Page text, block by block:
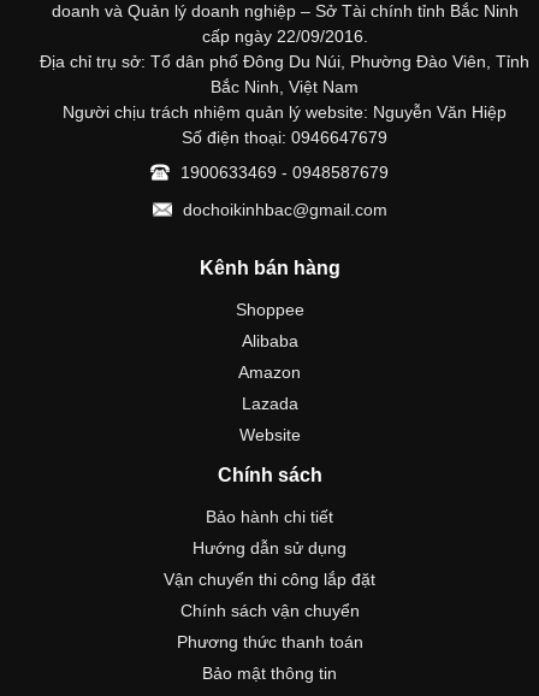
doanh và Quản lý doanh nghiệp – Sở Tài chính tỉnh Bắc Ninh
cấp ngày 22/09/2016.
Địa chỉ trụ sở: Tổ dân phố Đông Du Núi, Phường Đào Viên, Tỉnh
Bắc Ninh, Việt Nam
Người chịu trách nhiệm quản lý website: Nguyễn Văn Hiệp
Số điện thoại: 0946647679
1900633469 - 0948587679
dochoikinhbac@gmail.com
Kênh bán hàng
Shoppee
Alibaba
Amazon
Lazada
Website
Chính sách
Bảo hành chi tiết
Hướng dẫn sử dụng
Vận chuyển thi công lắp đặt
Chính sách vận chuyển
Phương thức thanh toán
Bảo mật thông tin